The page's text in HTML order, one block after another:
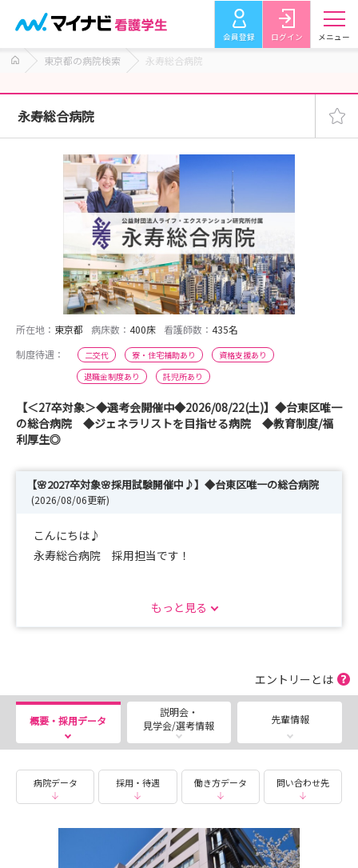
会員登録 ログイン メニュー
東京都の病院検索 永寿総合病院
永寿総合病院
所在地： 東京都 病床数： 400床 看護師数： 435名
制度待遇：
二交代 寮・住宅補助あり
資格支援あり
退職金制度あり
託児所あり
【＜27卒対象＞◆選考会開催中◆2026/08/22(土)】◆台東区唯一
の総合病院 ◆ジェネラリストを目指せる病院 ◆教育制度/福
利厚生◎
【🌸2027卒対象🌸採用試験開催中♪】◆台東区唯一の総合病院
(2026/08/06更新)
こんにちは♪
永寿総合病院 採用担当です！
参加ご希望の方は各予約フォームよりエントリーお願いい
たします★
◆==◆◆==◆◆==◆==2027卒対象 採用試験
==◆==◆◆==◆◆==◆
もっと見る
エントリーとは
概要・採用データ
説明会・
見学会/選考情報
先輩情報
病院データ 採用・待遇 働き方データ 問い合わせ先